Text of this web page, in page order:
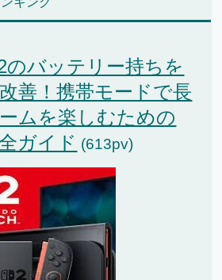
のバッテリー持ちを
善！携帯モードで長
ムを楽しむための
ガイド (613pv)